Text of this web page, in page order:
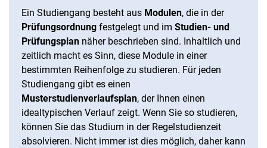
Ein Studiengang besteht aus Modulen, die in der
Prüfungsordnung festgelegt und im Studien- und
Prüfungsplan näher beschrieben sind. Inhaltlich und
zeitlich macht es Sinn, diese Module in einer
bestimmten Reihenfolge zu studieren. Für jeden
Studiengang gibt es einen
Musterstudienverlaufsplan, der Ihnen einen
idealtypischen Verlauf zeigt. Wenn Sie so studieren,
können Sie das Studium in der Regelstudienzeit
absolvieren. Nicht immer ist dies möglich, daher kann